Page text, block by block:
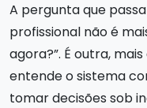
A pergunta que
profissional não é
agora?”. É outra,
entende o sistema
tomar decisões sob